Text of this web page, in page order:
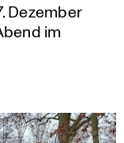
Dezember
im